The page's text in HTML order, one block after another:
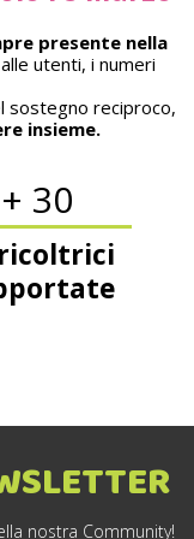
presente nella
utenti, i numeri
sostegno reciproco,
insieme.
+ 30
nostra Community!